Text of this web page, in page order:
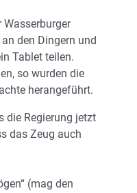
Wasserburger
den Dingern und
Tablet teilen.
so wurden die
herangeführt.
die Regierung jetzt
das Zeug auch
(mag den